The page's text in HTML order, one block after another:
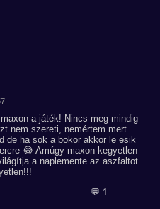
a játék! Nincs meg mindig
nem szereti, nemértem mert
de ha sok a bokor akkor le esik
😂 Amúgy maxon kegyetlen
a naplemente az aszfaltot
💬 1